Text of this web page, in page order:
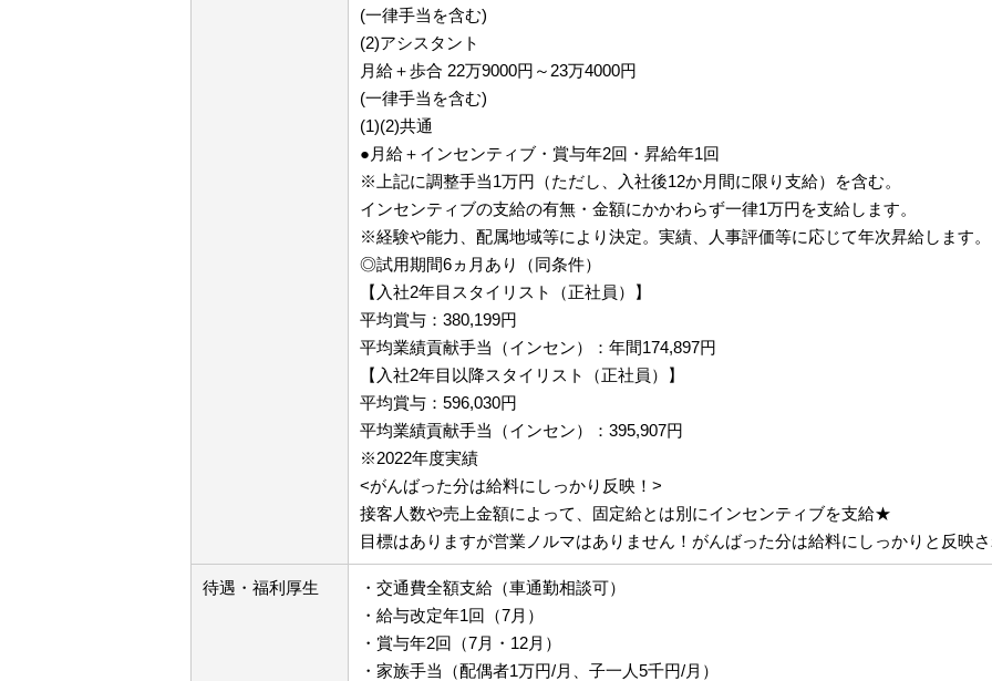
(一律手当を含む)
(2)アシスタント
月給＋歩合 22万9000円～23万4000円
(一律手当を含む)
(1)(2)共通
●月給＋インセンティブ・賞与年2回・昇給年1回
※上記に調整手当1万円（ただし、入社後12か月間に限り支給）を含む。
インセンティブの支給の有無・金額にかかわらず一律1万円を支給します。
※経験や能力、配属地域等により決定。実績、人事評価等に応じて年次昇給します。
◎試用期間6ヵ月あり（同条件）
【入社2年目スタイリスト（正社員）】
平均賞与：380,199円
平均業績貢献手当（インセン）：年間174,897円
【入社2年目以降スタイリスト（正社員）】
平均賞与：596,030円
平均業績貢献手当（インセン）：395,907円
※2022年度実績
<がんばった分は給料にしっかり反映！>
接客人数や売上金額によって、固定給とは別にインセンティブを支給★
目標はありますが営業ノルマはありません！がんばった分は給料にしっかりと反映
待遇・福利厚生
・交通費全額支給（車通勤相談可）
・給与改定年1回（7月）
・賞与年2回（7月・12月）
・家族手当（配偶者1万円/月、子一人5千円/月）